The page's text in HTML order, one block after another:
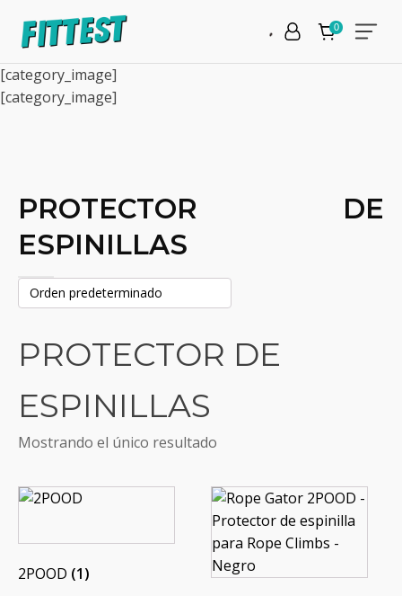
[category_image]
[category_image]
PROTECTOR DE
ESPINILLAS
PROTECTOR DE
ESPINILLAS
Mostrando el único resultado
2POOD (1)
Este
producto
tiene
múltiples